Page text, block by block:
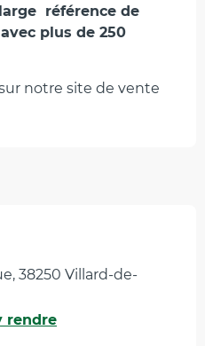
référence de
plus de 250
notre site de vente
38250 Villard-de-
rendre